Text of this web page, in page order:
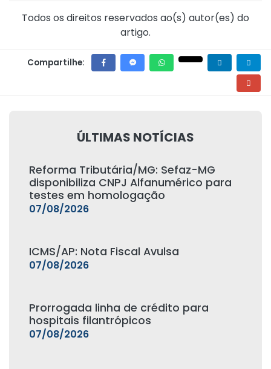
Todos os direitos reservados ao(s) autor(es) do
artigo.
Compartilhe:
ÚLTIMAS NOTÍCIAS
Reforma Tributária/MG: Sefaz-MG
disponibiliza CNPJ Alfanumérico para
testes em homologação
07/08/2026
ICMS/AP: Nota Fiscal Avulsa
07/08/2026
Prorrogada linha de crédito para
hospitais filantrópicos
07/08/2026